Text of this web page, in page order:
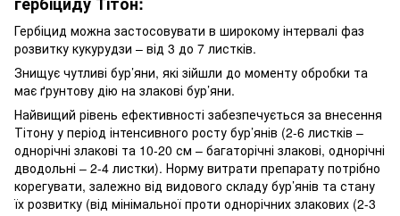
Гербіцид можна застосовувати в широкому інтервалі фаз
розвитку кукурудзи – від 3 до 7 листків.
Знищує чутливі бур’яни, які зійшли до моменту обробки та
має ґрунтову дію на злакові бур’яни.
Найвищий рівень ефективності забезпечується за внесення
Тітону у період інтенсивного росту бур’янів (2-6 листків –
однорічні злакові та 10-20 см – багаторічні злакові, однорічні
дводольні – 2-4 листки). Норму витрати препарату потрібно
корегувати, залежно від видового складу бур’янів та стану
їх розвитку (від мінімальної проти однорічних злакових (2-3